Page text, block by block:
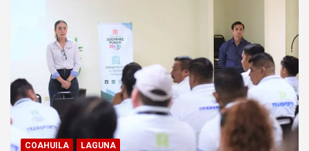
COAHUILA LAGUNA